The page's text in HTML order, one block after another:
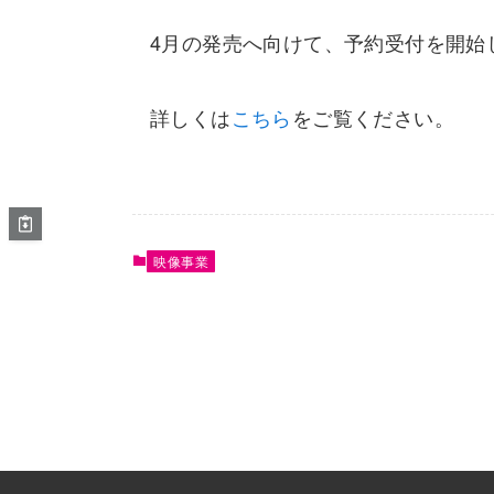
4月の発売へ向けて、予約受付を開始
詳しくはこちら をご覧ください。
映像事業